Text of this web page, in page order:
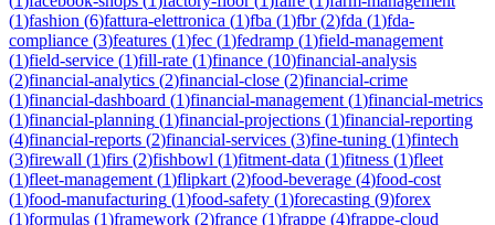
(1)fashion (6)fattura-elettronica (1)fba (1)fbr(2)fda (1)fda-
compliance (3)features (1)fec (1)fedramp (1)field-management
(1)field-service (1)fill-rate (1)finance (10)financial-analysis
(2)financial-analytics (2)financial-close (2)financial-crime
(1)financial-dashboard (1)financial-management (1)financial-metrics
(1)financial-planning (1)financial-projections (1)financial-reporting
(4)financial-reports (2)financial-services (3)fine-tuning (1)fintech
(3)firewall (1)firs (2)fishbowl (1)fitment-data (1)fitness (1)fleet
(1)fleet-management (1)flipkart (2)food-beverage (4)food-cost
(1)food-manufacturing (1)food-safety (1)forecasting (9)forex
(1)formulas (1)framework (2)france (1)frappe (4)frappe-cloud